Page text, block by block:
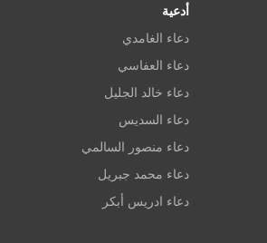
أدعية
دعاء الغامدي
دعاء العفاسي
دعاء خالد الجليل
دعاء السديس
دعاء منصور السالمي
دعاء محمد جبريل
دعاء ادريس أبكر